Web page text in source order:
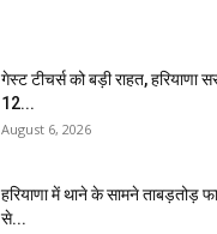
गेस्ट टीचर्स को बड़ी राहत, हरियाणा
12...
August 6, 2026
हरियाणा में थाने के सामने ताबड़तोड़
से...